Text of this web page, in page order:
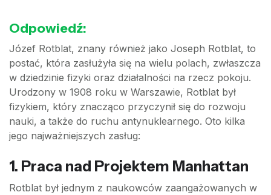
Odpowiedź:
Józef Rotblat, znany również jako Joseph Rotblat, to
postać, która zasłużyła się na wielu polach, zwłaszcza
w dziedzinie fizyki oraz działalności na rzecz pokoju.
Urodzony w 1908 roku w Warszawie, Rotblat był
fizykiem, który znacząco przyczynił się do rozwoju
nauki, a także do ruchu antynuklearnego. Oto kilka
jego najważniejszych zasług:
1. Praca nad Projektem Manhattan
Rotblat był jednym z naukowców zaangażowanych w